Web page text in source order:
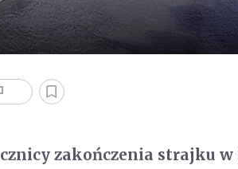
zakończenia strajku